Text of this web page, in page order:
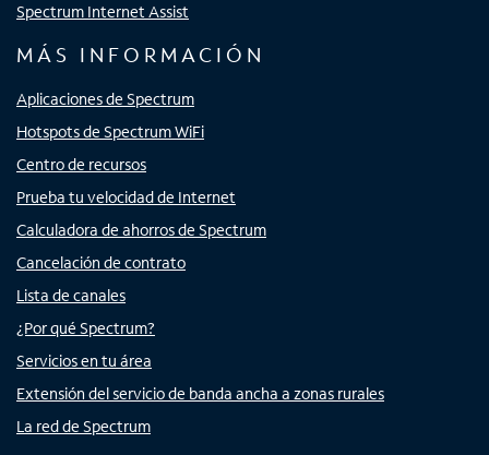
Spectrum Internet Assist
MÁS INFORMACIÓN
Aplicaciones de Spectrum
Hotspots de Spectrum WiFi
Centro de recursos
Prueba tu velocidad de Internet
Calculadora de ahorros de Spectrum
Cancelación de contrato
Lista de canales
¿Por qué Spectrum?
Servicios en tu área
Extensión del servicio de banda ancha a zonas rurales
La red de Spectrum